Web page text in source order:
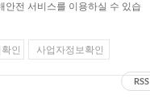
안전 서비스를 이용하실 수 있습
인 사업자정보확인
RSS